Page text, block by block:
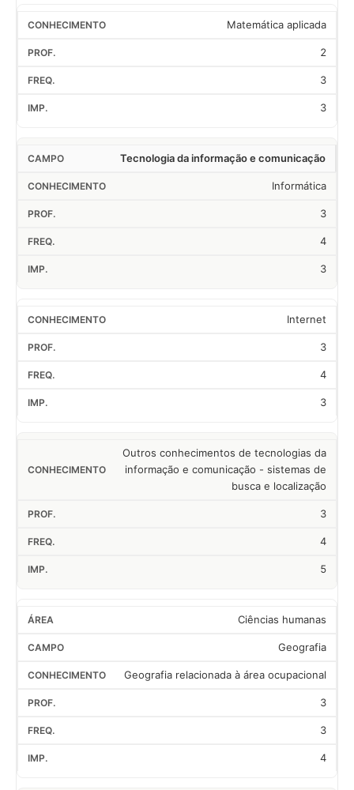
Matemática aplicada
2
3
3
Tecnologia da informação e comunicação
Informática
3
4
3
Internet
3
4
3
Outros conhecimentos de tecnologias da
informação e comunicação - sistemas de
busca e localização
3
4
5
Ciências humanas
Geografia
Geografia relacionada à área ocupacional
3
3
4